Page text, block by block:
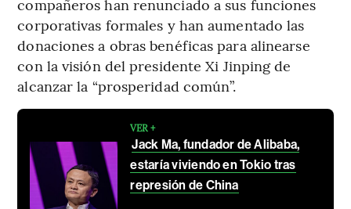
compañeros han renunciado a sus funciones
corporativas formales y han aumentado las
donaciones a obras benéficas para alinearse
con la visión del presidente Xi Jinping de
alcanzar la “prosperidad común”.
VER +
Jack Ma, fundador de Alibaba,
estaría viviendo en Tokio tras
represión de China